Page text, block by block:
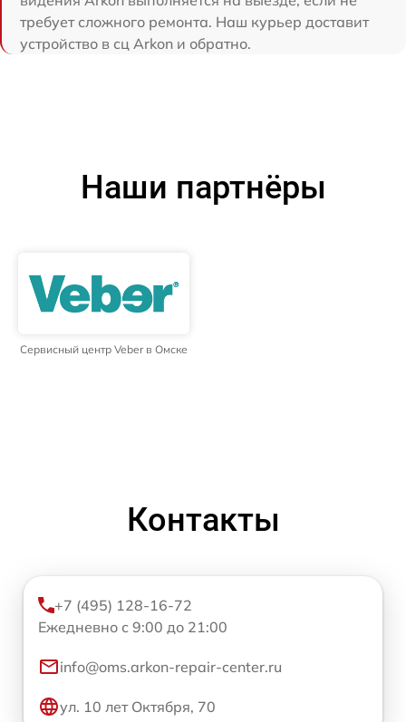
требует сложного ремонта. Наш курьер доставит
устройство в сц Arkon и обратно.
Наши партнёры
Сервисный центр Veber в Омске
Контакты
+7 (495) 128-16-72
Ежедневно с 9:00 до 21:00
info@oms.arkon-repair-center.ru
ул. 10 лет Октября, 70